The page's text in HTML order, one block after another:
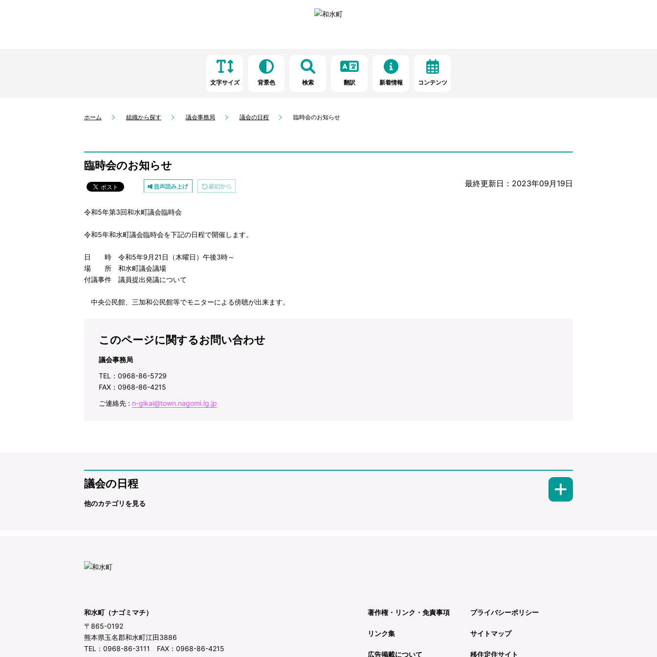
文字サイズ 背景色 検索 翻訳 新着情報 コンテンツ
ホーム 組織から探す 議会事務局 議会の日程 臨時会のお知らせ
臨時会のお知らせ
最終更新日：2023年09月19日
令和5年第3回和水町議会臨時会
令和5年和水町議会臨時会を下記の日程で開催します。
日 時 令和5年9月21日（木曜日）午後3時～
場 所 和水町議会議場
付議事件 議員提出発議について
中央公民館、三加和公民館等でモニターによる傍聴が出来ます。
このページに関するお問い合わせ
議会事務局
TEL：0968-86-5729
FAX：0968-86-4215
ご連絡先 : n-gikai@town.nagomi.lg.jp
議会の日程
他のカテゴリを見る
和水町（ナゴミマチ）
〒865-0192
熊本県玉名郡和水町江田3886
TEL：0968-86-3111 FAX：0968-86-4215
著作権・リンク・免責事項 プライバシーポリシー
リンク集 サイトマップ
広告掲載について 移住定住サイト